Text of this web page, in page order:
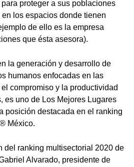
proteger a sus poblaciones
los espacios donde tienen
de ello es la empresa
que ésta asesora).
la generación y desarrollo de
humanos enfocadas en las
compromiso y la productividad
es uno de Los Mejores Lugares
posición destacada en el ranking
México.
del ranking multisectorial 2020 de
Alvarado, presidente de